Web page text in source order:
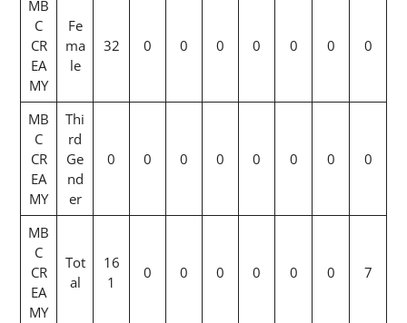
MB
C
CR
EA
MY
Fe
ma
le
32 0 0 0 0 0 0 0
MB
C
CR
EA
MY
Thi
rd
Ge
nd
er
0 0 0 0 0 0 0 0
MB
C
CR
EA
MY
Tot
al
16
1
0 0 0 0 0 0 7